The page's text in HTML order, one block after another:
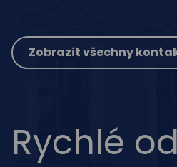
Zobrazit všechny
Rychlé